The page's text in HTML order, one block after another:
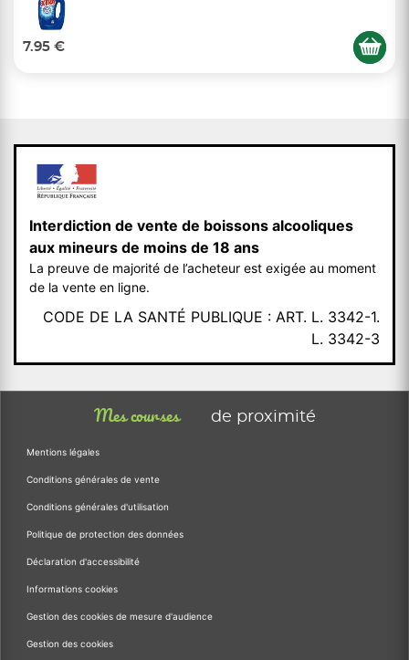
7.95 €
Interdiction de vente de boissons alcooliques
aux mineurs de moins de 18 ans
La preuve de majorité de l’acheteur est exigée au moment
de la vente en ligne.
CODE DE LA SANTÉ PUBLIQUE : ART. L. 3342-1.
L. 3342-3
Mes courses de proximité
Mentions légales
Conditions générales de vente
Conditions générales d'utilisation
Politique de protection des données
Déclaration d'accessibilité
Informations cookies
Gestion des cookies de mesure d'audience
Gestion des cookies